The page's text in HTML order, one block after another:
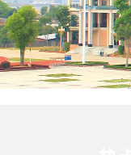
领导风采
教学管理
党建工作
学生园地
校企合作